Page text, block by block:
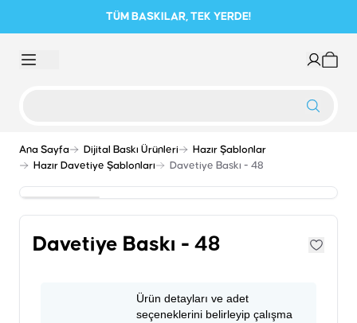
TÜM BASKILAR, TEK YERDE!
Ana Sayfa Dijital Baskı Ürünleri
Hazır Şablonlar
Hazır Davetiye Şablonları
Davetiye Baskı - 48
Davetiye Baskı - 48
Ürün detayları ve adet
seçeneklerini belirleyip çalışma